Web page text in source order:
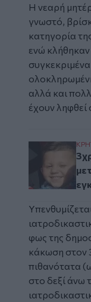
Η νεαρή
γνωστό,
κατηγορία
ενώ
αλλά και
έχουν
φως της
κάκωση στον
πιθανότατα
στο δεξί άνω